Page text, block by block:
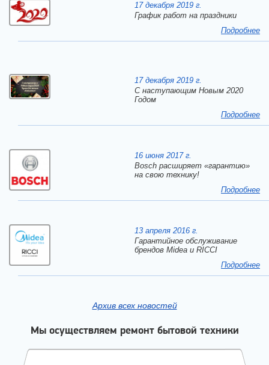
17 декабря 2019 г.
График работ на праздники
Подробнее
17 декабря 2019 г.
C наступающим Новым 2020
Годом
Подробнее
16 июня 2017 г.
Bosch расширяет «гарантию»
на свою технику!
Подробнее
13 апреля 2016 г.
Гарантийное обслуживание
брендов Midea и RICCI
Подробнее
Архив всех новостей
Мы осуществляем ремонт бытовой техники